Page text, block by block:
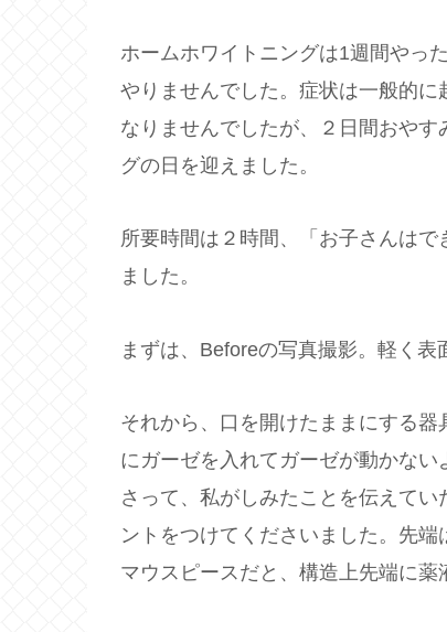
ホームホワイトニングは1週間やっ
やりませんでした。症状は一般的
なりませんでしたが、２日間おや
グの日を迎えました。
所要時間は２時間、「お子さんは
ました。
まずは、Beforeの写真撮影。軽く表
それから、口を開けたままにする
にガーゼを入れてガーゼが動かな
さって、私がしみたことを伝えて
ントをつけてくださいました。先
マウスピースだと、構造上先端に薬